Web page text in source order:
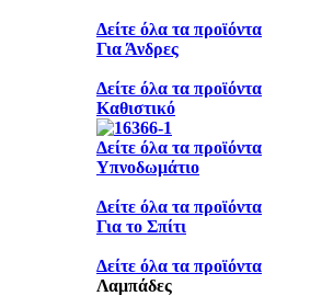
Δείτε όλα τα προϊόντα
Για Άνδρες
Δείτε όλα τα προϊόντα
Καθιστικό
Δείτε όλα τα προϊόντα
Υπνοδωμάτιο
Δείτε όλα τα προϊόντα
Για το Σπίτι
Δείτε όλα τα προϊόντα
Λαμπάδες